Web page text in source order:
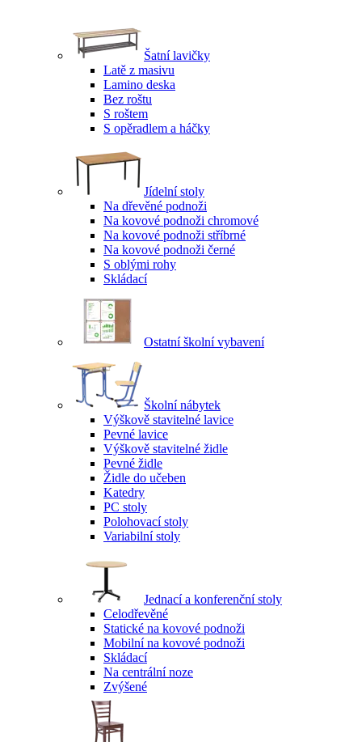
Šatní lavičky
Latě z masivu
Lamino deska
Bez roštu
S roštem
S opěradlem a háčky
Jídelní stoly
Na dřevěné podnoži
Na kovové podnoži chromové
Na kovové podnoži stříbrné
Na kovové podnoži černé
S oblými rohy
Skládací
Ostatní školní vybavení
Školní nábytek
Výškově stavitelné lavice
Pevné lavice
Výškově stavitelné židle
Pevné židle
Židle do učeben
Katedry
PC stoly
Polohovací stoly
Variabilní stoly
Jednací a konferenční stoly
Celodřevěné
Statické na kovové podnoži
Mobilní na kovové podnoži
Skládací
Na centrální noze
Zvýšené